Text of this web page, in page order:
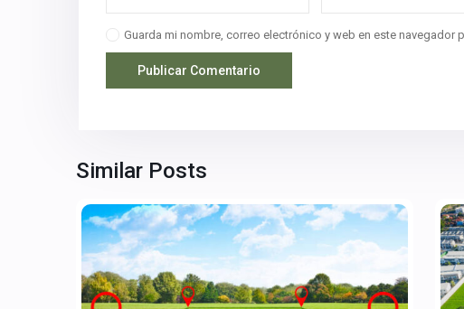
Guarda mi nombre, correo electrónico y web en este navegador
Similar Posts